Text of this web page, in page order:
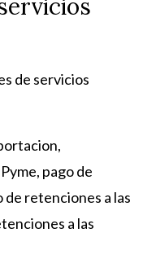
de servicios
,
, pago de
de retenciones a las
a las